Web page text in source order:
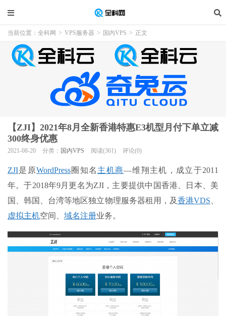
当前位置： 全科网 > VPS服务器 > 国内VPS > 正文
【ZJI】2021年8月全新香港特惠E3机型月付下单立减
300终身优惠
2021-08-20 分类： 国内VPS 阅读(361) 评论(0)
ZJI是原WordPress圈知名 主机商—维翔主机，成立于2011
年。于2018年9月更名为ZJI，主要提供中国香港、日本、美
国、韩国、台湾等地区独立物理服务器租用，及香港VDS
虚拟主机空间、 域名注册业务。